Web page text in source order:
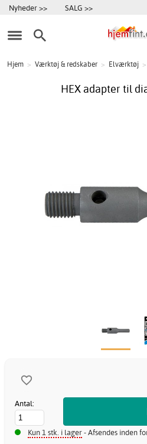
Nyheder >> SALG >>
Hjem > Værktøj & redskaber > Elværktøj >
HEX adapter til
Antal:
Kun 1 stk. i lager- Afsendes inden